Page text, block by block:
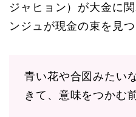
ジャヒョン）が大金に
ンジュが現金の束を見つ
青い花や合図みたい
きて、意味をつかむ